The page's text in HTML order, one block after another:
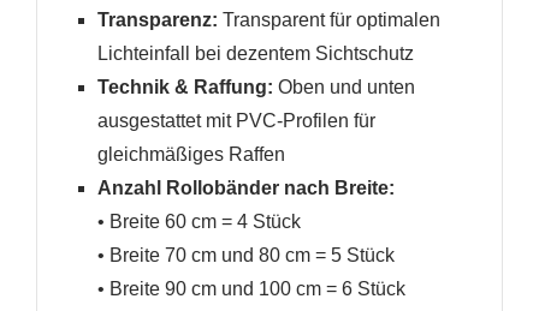
Transparenz: Transparent für optimalen
Lichteinfall bei dezentem Sichtschutz
Technik & Raffung: Oben und unten
ausgestattet mit PVC-Profilen für
gleichmäßiges Raffen
Anzahl Rollobänder nach Breite:
• Breite 60 cm = 4 Stück
• Breite 70 cm und 80 cm = 5 Stück
• Breite 90 cm und 100 cm = 6 Stück